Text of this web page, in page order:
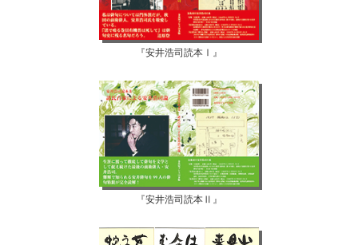
『安井浩司読本Ⅰ』
『安井浩司読本Ⅱ』